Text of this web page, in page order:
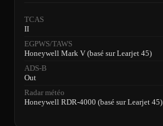
TCAS
II
EGPWS/TAWS
Honeywell Mark V (basé sur Learjet 45)
ADS-B
Out
Radar météo
Honeywell RDR-4000 (basé sur Learjet 45)